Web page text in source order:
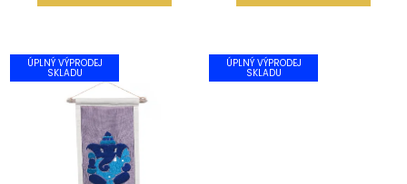
ÚPLNÝ VÝPRODEJ
SKLADU
ÚPLNÝ VÝPRODEJ
SKLADU